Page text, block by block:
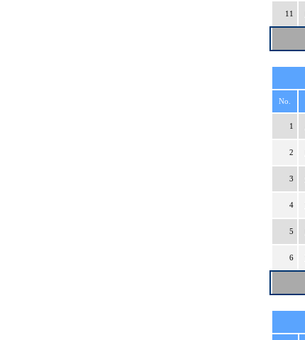
11
No.
1
2
3
4
5
6